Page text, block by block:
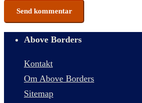
Above Borders
Kontakt
Om Above Borders
Sitemap